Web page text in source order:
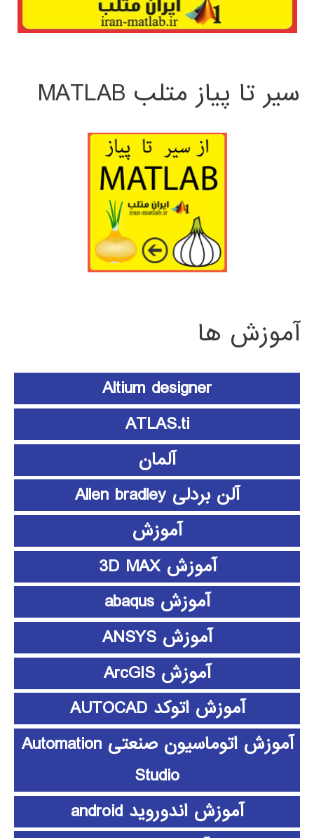
سیر تا پیاز متلب MATLAB
آموزش ها
Altium designer
ATLAS.ti
آلمان
آلن بردلی Allen bradley
آموزش
آموزش 3D MAX
آموزش abaqus
آموزش ANSYS
آموزش ArcGIS
آموزش اتوکد AUTOCAD
آموزش اتوماسیون صنعتی Automation
Studio
آموزش اندوروید android